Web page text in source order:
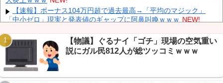
【速報】 記者「中革連は食料品消費税ゼロを公約に掲げていた
が？」→階猛氏「そ、それは財源確保という条件付き」 NEW!
す本心！ NEW!
【速報】ボーナス104万円超で過去最高→「平均のマジック」
「中小ゼロ」現実と発表値のギャップに阿鼻叫喚ｗｗｗ NEW!
援学級に入れないんですか？」先生「背の高い低いと同じで、これ
も個性なの！差別は... NEW!
【画像】 日産が社運をかけて発売するSUVｗｗｗｗｗｗｗ
義兄嫁が自宅をサロンにして姪を毎日ウトメへ預ける生活に。数
年後、そのツケが一気に回ってきて… NEW!
【物議】ぐるナイ「ゴチ」現場の空気重い
説にガル民812人が総ツッコミｗｗｗ